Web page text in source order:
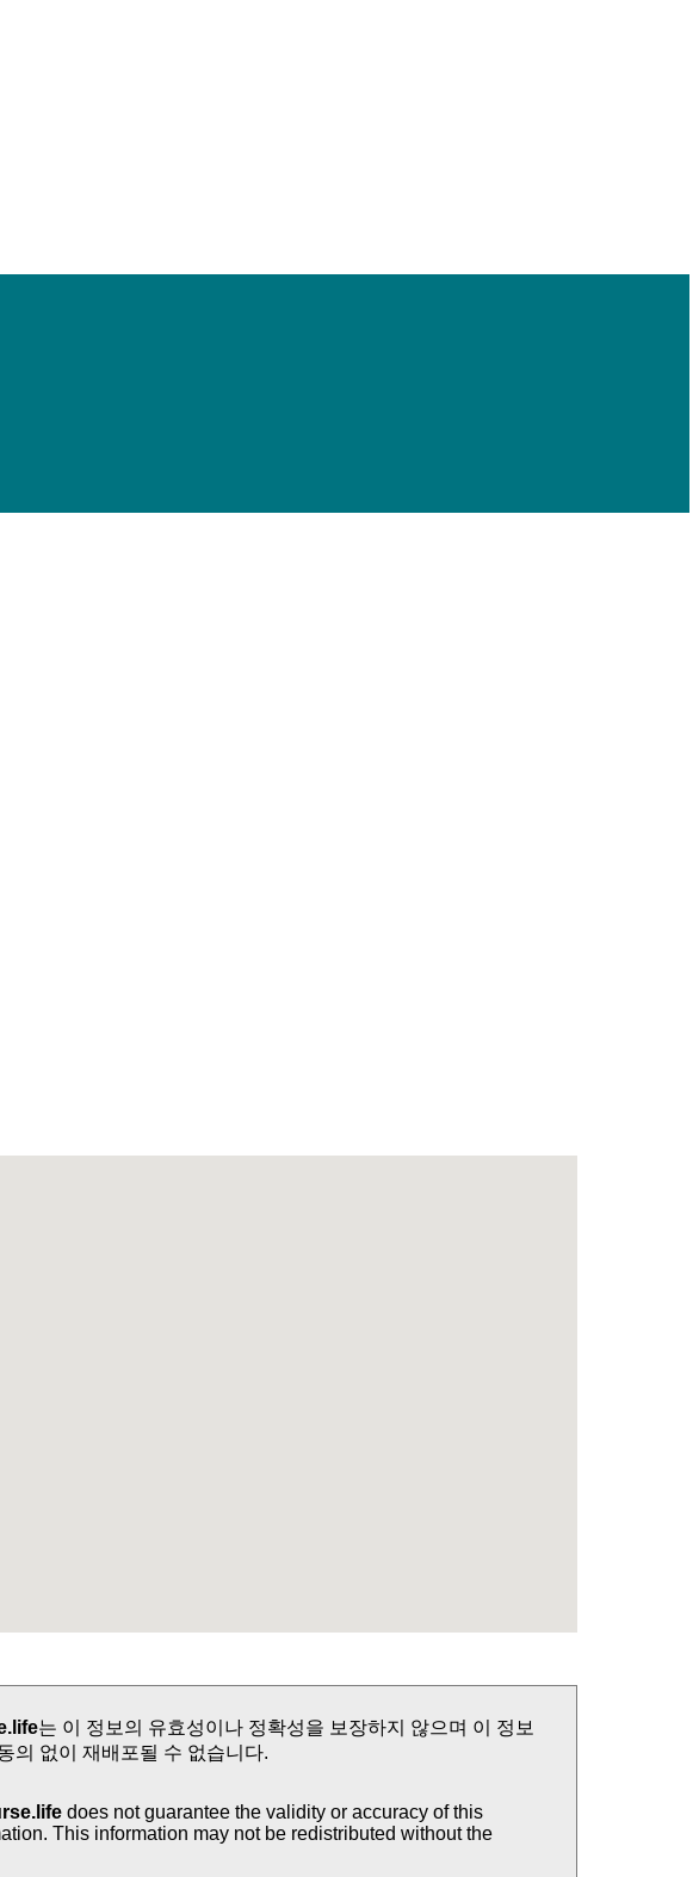
는 이 정보의 유효성이나 정확성을 보장하지 않으며 이 정보
의 없이 재배포될 수 없습니다.
does not guarantee the validity or accuracy of this
This information may not be redistributed without the